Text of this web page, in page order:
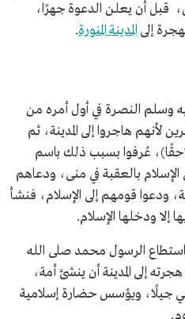
قبل أن يعلن الدعوة جهرًا،
المدينة المنورة.
وسلم النصرة في أول أمره من
لأنهم هاجروا إلى المدينة، ثم
عُرفوا بسبب ذلك باسم
بالعقبة في منى، ودعاهم
ودعوا قومهم إلى الإسلام، فنشأ
إلا ودخلها الإسلام.
الرسول محمد صلى الله
سنوات من هجرته إلى المدينة أن ينشئ أمة،
جيلًا، ويؤسس حضارة إسلامية